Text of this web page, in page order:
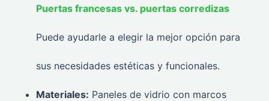
Puertas francesas vs. puertas corredizas
Puede ayudarle a elegir la mejor opción para
sus necesidades estéticas y funcionales.
Materiales: Paneles de vidrio con marcos